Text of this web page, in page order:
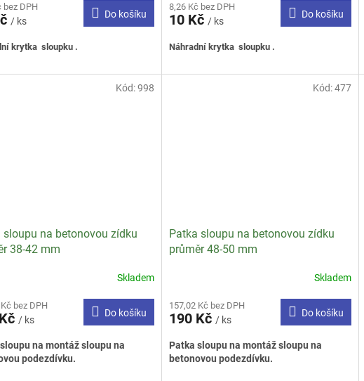
bez DPH
/ ks
Do košíku
krytka sloupku .
8,26 Kč bez DPH
10 Kč / ks
Do košíku
Náhradní krytka sloupku .
sloupu na betonovou zídku
38-42 mm
Skladem
bez DPH
/ ks
Do košíku
na montáž sloupu na
podezdívku.
Kód:998
Patka sloupu na betonovou zídku
průměr 48-50 mm
Skladem
157,02 Kč bez DPH
190 Kč / ks
Do košíku
Patka sloupu na montáž sloupu na
betonovou podezdívku.
Kód:477